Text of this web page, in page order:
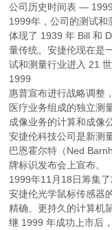
公司历史时间表 —
1999年，公司的测试和
体现了 1939 年 Bill 和
量传统。安捷伦现在是
试和测量行业进入 21 世
1999
惠普宣布进行战略调整
医疗业务组成的独立测
成像业务的计算和成像
安捷伦科技公司是新测
巴恩霍尔特（Ned
牌标识发布会上宣布。
1999年11月18日筹集
安捷伦光学鼠标传感器
精确、更持久的计算机
继 1999 年成功上市后